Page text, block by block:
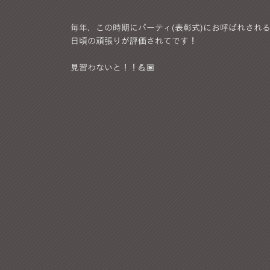
毎年、この時期にパーティ(表彰式)にお呼ばれされ
日頃の頑張りが評価されてです！
見習わないと！！💪🏽